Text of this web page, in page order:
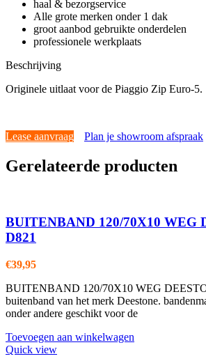
haal & bezorgservice
Alle grote merken onder 1 dak
groot aanbod gebruikte onderdelen
professionele werkplaats
Beschrijving
Originele uitlaat voor de Piaggio Zip Euro-5.
Lease aanvraag Plan je showroom afspraak
Gerelateerde producten
BUITENBAND 120/70X10 WEG
D821
€39,95
BUITENBAND 120/70X10 WEG
buitenband van het merk Deestone.
onder andere geschikt voor de
Toevoegen aan winkelwagen
Quick view